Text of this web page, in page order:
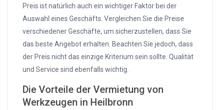
Preis ist natürlich auch ein wichtiger Faktor bei der
Auswahl eines Geschäfts. Vergleichen Sie die Preise
verschiedener Geschäfte, um sicherzustellen, dass Sie
das beste Angebot erhalten. Beachten Sie jedoch, dass
der Preis nicht das einzige Kriterium sein sollte. Qualität
und Service sind ebenfalls wichtig.
Die Vorteile der Vermietung von
Werkzeugen in Heilbronn